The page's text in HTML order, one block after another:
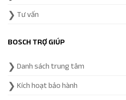
Tư vấn
BOSCH TRỢ GIÚP
Danh sách trung tâm
Kích hoạt bảo hành